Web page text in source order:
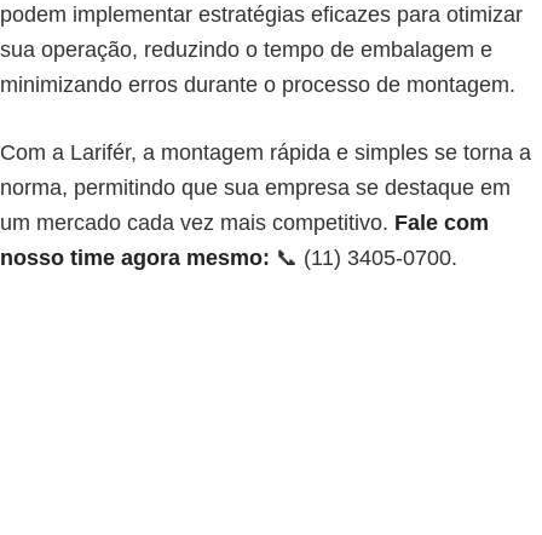
podem implementar estratégias eficazes para otimizar
sua operação, reduzindo o tempo de embalagem e
minimizando erros durante o processo de montagem.
Com a Larifér, a montagem rápida e simples se torna a
norma, permitindo que sua empresa se destaque em
um mercado cada vez mais competitivo. Fale com
nosso time agora mesmo: 📞 (11) 3405-0700.